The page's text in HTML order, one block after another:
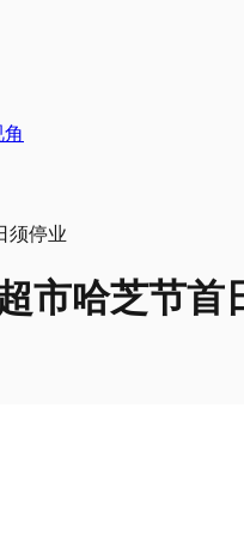
市哈芝节首